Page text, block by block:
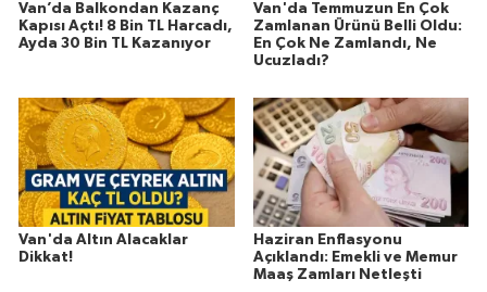
Van’da Balkondan Kazanç
Kapısı Açtı! 8 Bin TL Harcadı,
Ayda 30 Bin TL Kazanıyor
Van'da Temmuzun En Çok
Zamlanan Ürünü Belli Oldu:
En Çok Ne Zamlandı, Ne
Ucuzladı?
Van'da Altın Alacaklar
Dikkat!
Haziran Enflasyonu
Açıklandı: Emekli ve Memur
Maaş Zamları Netleşti